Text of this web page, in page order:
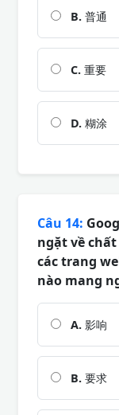
B. 普通
C. 重要
D. 糊涂
Câu 14:
ngặt về
các trang
nào mang
A. 影响
B. 要求